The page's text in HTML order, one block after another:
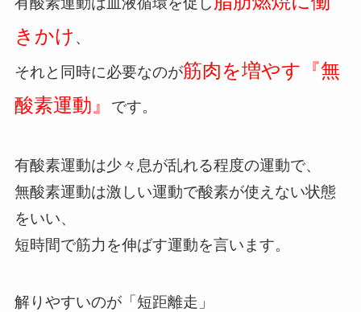
きかけ 、
それと同時に必要なのが筋肉を増やす『無
酸素運動』
です。
有酸素運動は少々息が乱れる程度の運動で、
無酸素運動は激しい運動で酸素が使えない状態
をいい、
短時間で筋力を伸ばす運動を言います。
解りやすいのが「短距離走」